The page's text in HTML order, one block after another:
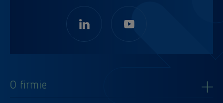
O firmie